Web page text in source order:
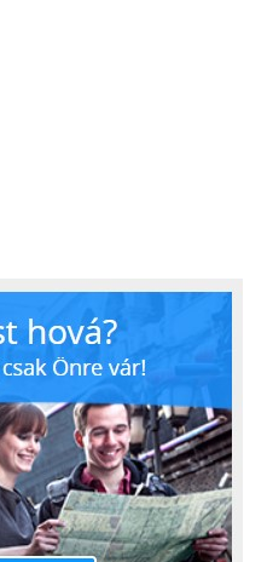
lista szerint
elvárható, hogy jól
Nincs ez másképp a
a 4G hálózaton kívül
WiFi-t és a Bluetooth
része, egyedül